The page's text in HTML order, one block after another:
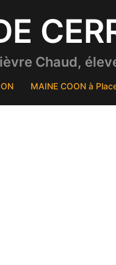
Chaud,
MAINE COON à